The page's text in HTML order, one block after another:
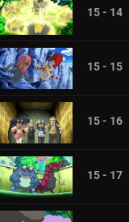
15 - 14
15 - 15
15 - 16
15 - 17